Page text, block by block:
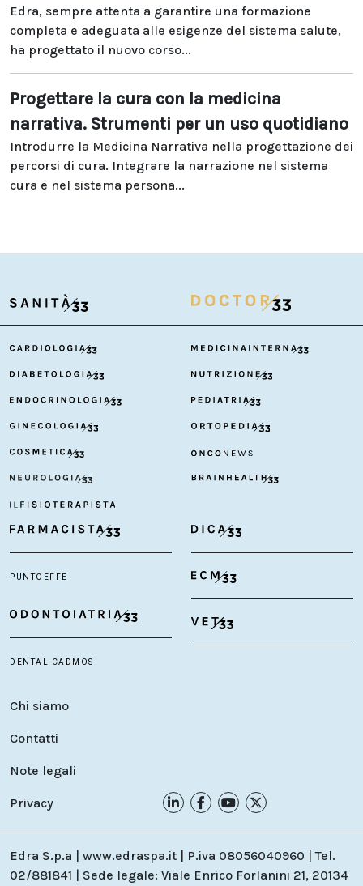
Edra, sempre attenta a garantire una formazione
completa e adeguata alle esigenze del sistema salute,
ha progettato il nuovo corso...
Progettare la cura con la medicina
narrativa. Strumenti per un uso quotidiano
Introdurre la Medicina Narrativa nella progettazione dei
percorsi di cura. Integrare la narrazione nel sistema
cura e nel sistema persona...
Chi siamo
Contatti
Note legali
Privacy
Edra S.p.a | www.edraspa.it | P.iva 08056040960 | Tel.
02/881841 | Sede legale: Viale Enrico Forlanini 21, 20134